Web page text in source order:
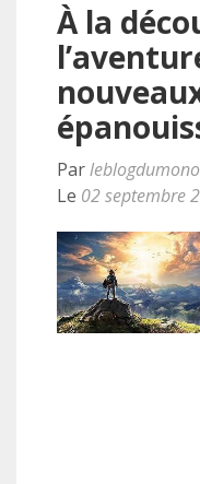
À la
Parleblogdumono
Le 02 septembre